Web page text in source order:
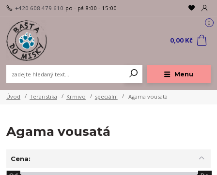
Menu
+420 608 479 610 po - pá 8:00 - 15:00
0
0,00 Kč
Úvod Teraristika Krmivo speciální Agama vousatá
Agama vousatá
Cena: